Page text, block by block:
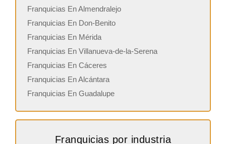
Franquicias En Almendralejo
Franquicias En Don-Benito
Franquicias En Mérida
Franquicias En Villanueva-de-la-Serena
Franquicias En Cáceres
Franquicias En Alcántara
Franquicias En Guadalupe
Franquicias por industria